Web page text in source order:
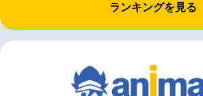
ランキングを見る